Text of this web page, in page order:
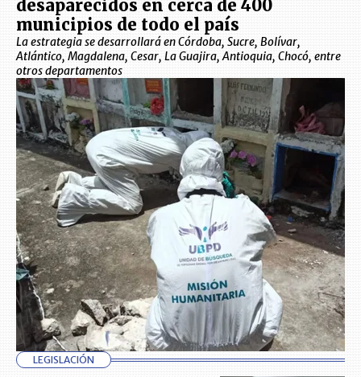
desaparecidos en cerca de 400
municipios de todo el país
La estrategia se desarrollará en Córdoba, Sucre, Bolívar,
Atlántico, Magdalena, Cesar, La Guajira, Antioquia, Chocó, entre
otros departamentos
LEGISLACIÓN